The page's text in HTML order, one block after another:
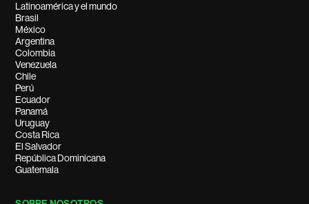
Latinoamérica y el mundo
Brasil
México
Argentina
Colombia
Venezuela
Chile
Perú
Ecuador
Panamá
Uruguay
Costa Rica
El Salvador
República Dominicana
Guatemala